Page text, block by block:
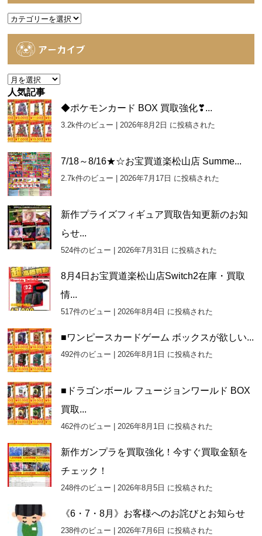
カ
アーカイブ
ア
ー
カ
イ
ブ
人気記事
◆ポケモンカード BOX 買取強化❣...
3.2k件のビュー |2026年8月2日 に投稿された
7/18～8/16★☆お宝買道楽松山店 Summe...
2.7k件のビュー |2026年7月17日 に投稿された
新作プライズフィギュア買取告知更新のお知
らせ...
524件のビュー |2026年7月31日 に投稿された
8月4日お宝買道楽松山店Switch2在庫・買取
情...
517件のビュー |2026年8月4日 に投稿された
■ワンピースカードゲーム ボックスが欲しい...
492件のビュー |2026年8月1日 に投稿された
■ドラゴンボール フュージョンワールド BOX
買取...
462件のビュー |2026年8月1日 に投稿された
新作ガンプラを買取強化！今すぐ買取金額を
チェック！
248件のビュー |2026年8月5日 に投稿された
《6・7・8月》お客様へのお詫びとお知らせ
238件のビュー |2026年7月6日 に投稿された